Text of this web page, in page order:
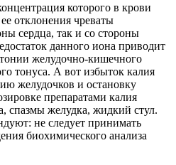
которого в крови
отклонения чреваты
сердца, так и со стороны
данного иона приводит
желудочно-кишечного
тонуса. А вот избыток калия
желудочков и остановку
препаратами калия
спазмы желудка, жидкий стул.
не следует принимать
биохимического анализа